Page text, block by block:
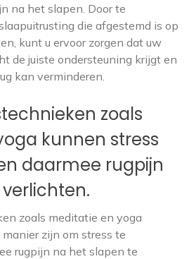
na het slapen. Door te
die afgestemd is op
kunt u ervoor zorgen dat uw
de juiste ondersteuning krijgt en
kan verminderen.
zoals
kunnen stress
daarmee rugpijn
zoals meditatie en yoga
zijn om stress te
rugpijn na het slapen te